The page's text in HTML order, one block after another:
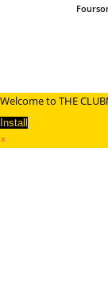
Welcome to THE
Install
×